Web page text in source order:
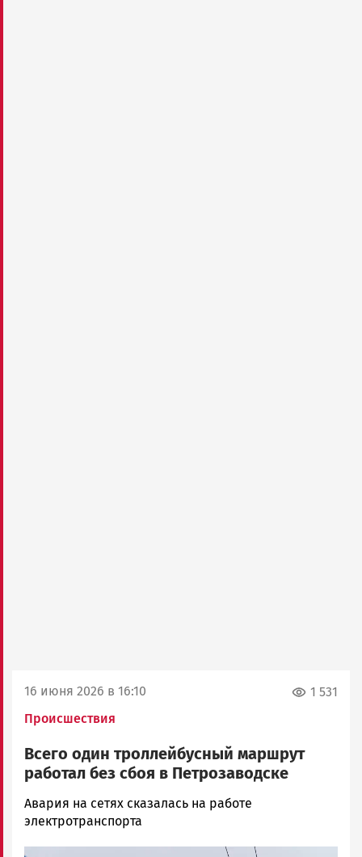
16 июня 2026 в 16:10
Происшествия
1 531
Всего один троллейбусный маршрут
работал без сбоя в Петрозаводске
Наталья
Колоко…
Авария на сетях сказалась на работе
электротранспорта